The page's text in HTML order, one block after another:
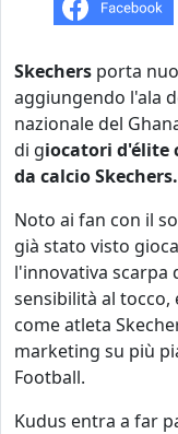
Skechers porta
aggiungendo l'ala
nazionale del
di giocatori d'élite
da calcio Skechers.
Noto ai fan con il
già stato visto
l'innovativa scarpa
sensibilità al
come atleta
marketing su più
Football.
Kudus entra a far